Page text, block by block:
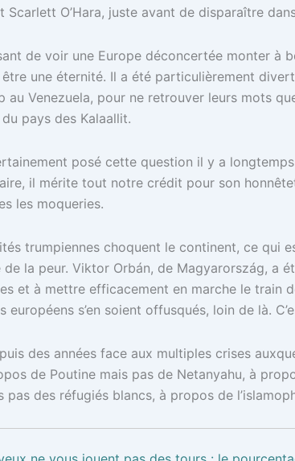
O’Hara, juste avant de disparaître
de voir une Europe déconcertée monter à
une éternité. Il a été particulièrement
Venezuela, pour ne retrouver leurs mots
pays des Kalaallit.
posé cette question il y a
il mérite tout notre crédit pour son
les moqueries.
trumpiennes choquent le continent, ce qui
la peur. Viktor Orbán, de Magyarország, a
et à mettre efficacement en marche le train
européens s’en soient offusqués, loin de là.
des années face aux multiples crises
de Poutine mais pas de Netanyahu, à
des réfugiés blancs, à propos de